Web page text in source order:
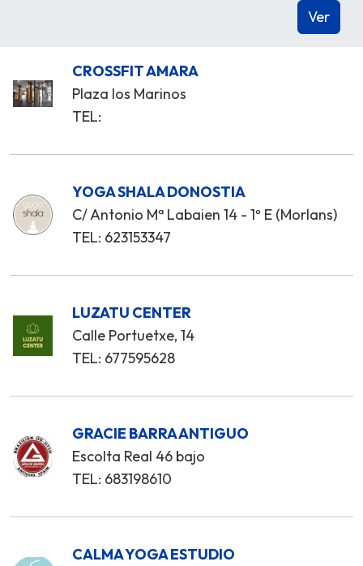
CROSSFIT AMARA
Plaza los Marinos
TEL:
YOGA SHALA DONOSTIA
C/ Antonio Mª Labaien 14 - 1º E (Morlans)
TEL: 623153347
LUZATU CENTER
Calle Portuetxe, 14
TEL: 677595628
GRACIE BARRA ANTIGUO
Escolta Real 46 bajo
TEL: 683198610
CALMA YOGA ESTUDIO